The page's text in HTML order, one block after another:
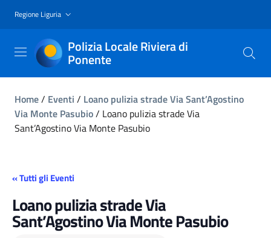
Regione Liguria
Polizia Locale Riviera di
Ponente
Home/ Eventi / Loano pulizia strade Via Sant’Agostino
Via Monte Pasubio/ Loano pulizia strade Via
Sant’Agostino Via Monte Pasubio
« Tutti gli Eventi
Loano pulizia strade Via
Sant’Agostino Via Monte Pasubio